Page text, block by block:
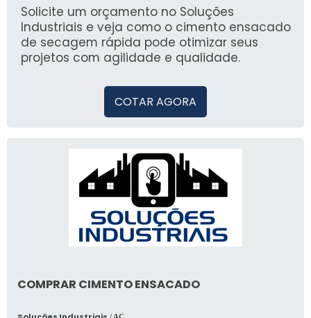
busca por soluções industriais.
Solicite um orçamento no Soluções
Industriais e veja como o cimento ensacado
de secagem rápida pode otimizar seus
projetos com agilidade e qualidade.
COTAR AGORA
COMPRAR CIMENTO ENSACADO